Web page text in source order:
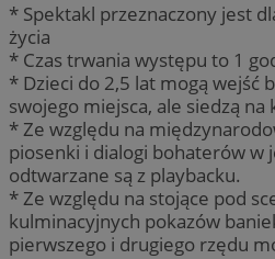
* Spektakl przeznaczony jest
życia
* Czas trwania występu to 1
* Dzieci do 2,5 lat mogą wejść
swojego miejsca, ale siedzą na
* Ze względu na
piosenki i dialogi bohaterów w
odtwarzane są z playbacku.
* Ze względu na stojące pod
kulminacyjnych pokazów
pierwszego i drugiego rzędu